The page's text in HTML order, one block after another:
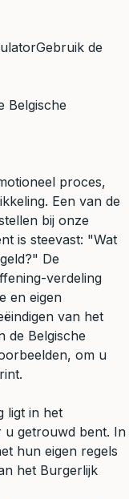
Gebruik de
Belgische
proces,
Een van de
bij onze
is steevast: "Wat
De
verdeling
en eigen
van het
de Belgische
om u
ligt in het
u getrouwd bent. In
hun eigen regels
het Burgerlijk